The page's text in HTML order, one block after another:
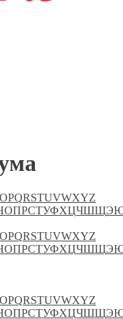
OPQRSTUVWXYZ
ОПРСТУФХЦЧШЩЭ
OPQRSTUVWXYZ
ОПРСТУФХЦЧШЩЭ
OPQRSTUVWXYZ
ОПРСТУФХЦЧШЩЭ